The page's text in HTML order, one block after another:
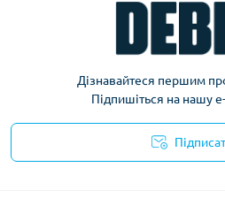
Дізнавайтеся першим
Підпишіться на нашу